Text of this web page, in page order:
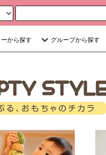
から探す グループから探す